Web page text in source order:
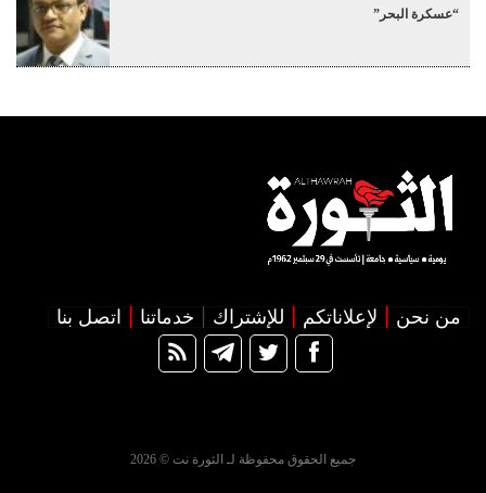
“عسكرة البحر”
من نحن لإعلاناتكم للإشتراك خدماتنا اتصل بنا
جميع الحقوق محفوظة لـ الثورة نت © 2026